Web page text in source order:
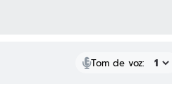
Tom de voz: